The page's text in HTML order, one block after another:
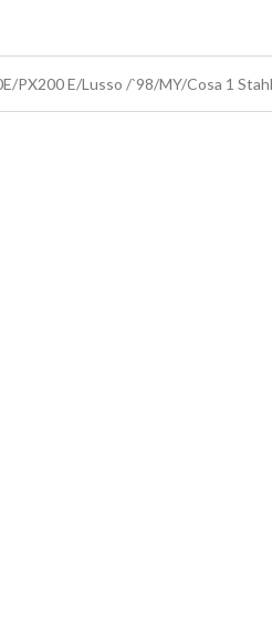
PX200 E/Lusso /`98/MY/Cosa 1